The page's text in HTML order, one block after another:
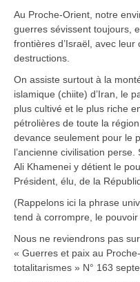
Au Proche-Orient, notre
guerres sévissent toujours,
frontières d’Israël, avec
destructions.
On assiste surtout à la
islamique (chiite) d’Iran, le
plus cultivé et le plus riche
pétrolières de toute la
devance seulement pour le
l’ancienne civilisation
Ali Khamenei y détient le
Président, élu, de la
(Rappelons ici la phrase
tend à corrompre, le
Nous ne reviendrons pas
« Guerres et paix au
totalitarismes » N° 163